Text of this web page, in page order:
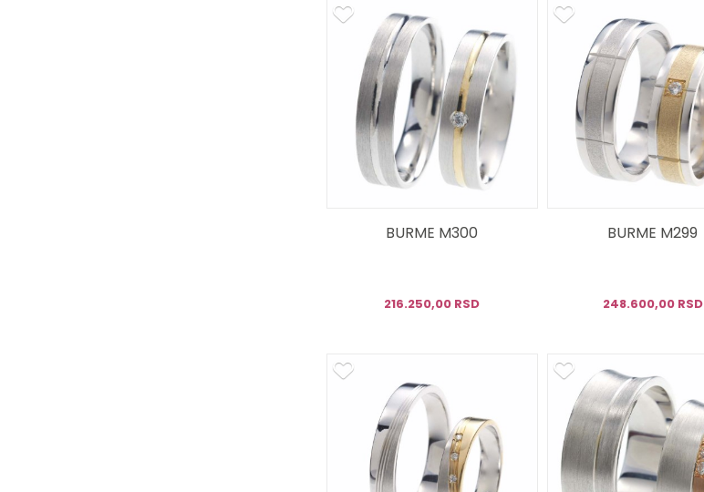
BURME M300
216.250,00 RSD
BURME M299
248.600,00 RSD